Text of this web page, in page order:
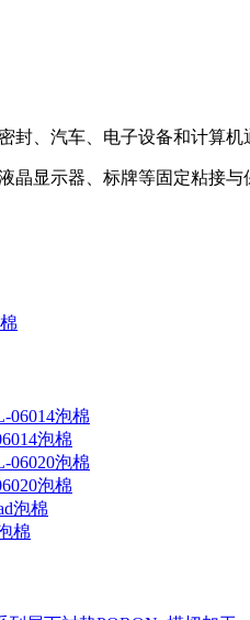
封、汽车、电子设备和计算机
晶显示器、标牌等固定粘接与
泡棉
泡棉
棉